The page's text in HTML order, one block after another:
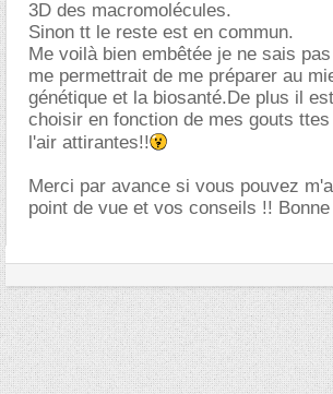
3D des macromolécules.
Sinon tt le reste est en commun.
Me voilà bien embêtée je ne sais
me permettrait de me préparer au
génétique et la biosanté.De plus il
choisir en fonction de mes gouts
l'air attirantes!!
Merci par avance si vous pouvez
point de vue et vos conseils !!